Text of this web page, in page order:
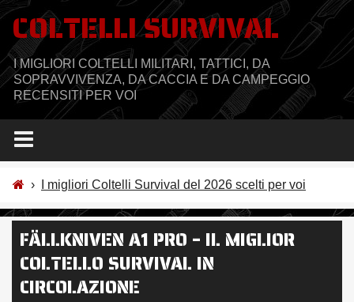
Salta
contenuto
COLTELLI SURVIVAL
I MIGLIORI COLTELLI MILITARI, TATTICI, DA
SOPRAVVIVENZA, DA CACCIA E DA CAMPEGGIO
RECENSITI PER VOI
› I migliori Coltelli Survival del 2026 scelti per voi
FÄLLKNIVEN A1 PRO – IL MIGLIOR
COLTELLO SURVIVAL IN
CIRCOLAZIONE